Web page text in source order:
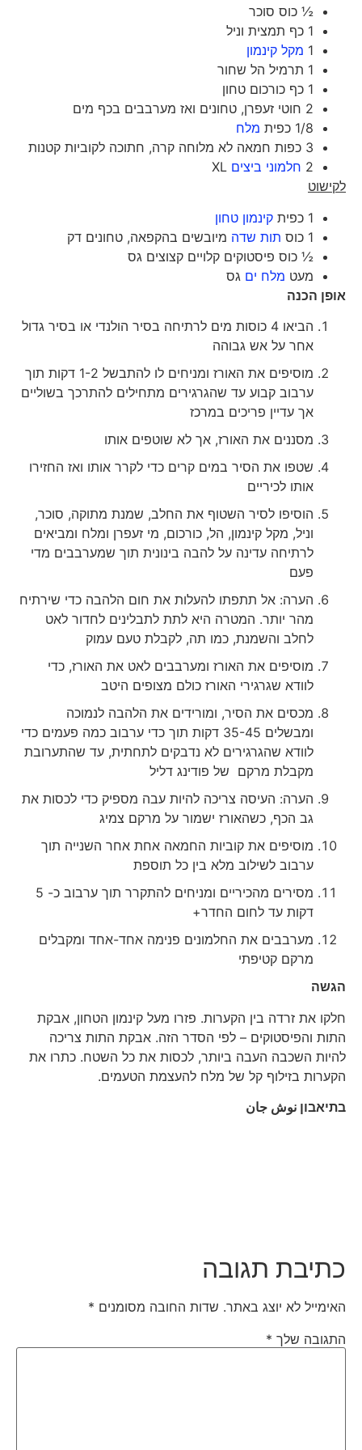
½ כוס סוכר
1 כף תמצית וניל
1
מקל קינמון
1 תרמיל הל שחור
1 כף כורכום טחון
2 חוטי זעפרן, טחונים ואז מערבבים בכף מים
1/8 כפית
מלח
3 כפות חמאה לא מלוחה קרה, חתוכה לקוביות קטנות
2
חלמוני ביציםXL
לקישוט
1 כפית
קינמון טחון
1 כוס
תות שדהמיובשים בהקפאה, טחונים דק
½ כוס פיסטוקים קלויים קצוצים גס
מעטמלח ים גס
אופן הכנה
הביאו 4 כוסות מים לרתיחה בסיר הולנדי או בסיר גדול
אחר על אש גבוהה
מוסיפים את האורז ומניחים לו להתבשל 1-2 דקות תוך
ערבוב קבוע עד שהגרגירים מתחילים להתרכך בשוליים
אך עדיין פריכים במרכז
מסננים את האורז, אך לא שוטפים אותו
שטפו את הסיר במים קרים כדי לקרר אותו ואז החזירו
אותו לכיריים
הוסיפו לסיר השטוף את החלב, שמנת מתוקה, סוכר,
וניל, מקל קינמון, הל, כורכום, מי זעפרן ומלח ומביאים
לרתיחה עדינה על להבה בינונית תוך שמערבבים מדי
פעם
הערה: אל תתפתו להעלות את חום הלהבה כדי שירתיח
מהר יותר. המטרה היא לתת לתבלינים לחדור לאט
לחלב והשמנת, כמו תה, לקבלת טעם עמוק
מוסיפים את האורז ומערבבים לאט את האורז, כדי
לוודא שגרגירי האורז כולם מצופים היטב
מכסים את הסיר, ומורידים את הלהבה לנמוכה
ומבשלים 35-45 דקות תוך כדי ערבוב כמה פעמים כדי
לוודא שהגרגירים לא נדבקים לתחתית, עד שהתערובת
מקבלת מרקם של פודינג דליל
הערה: העיסה צריכה להיות עבה מספיק כדי לכסות את
גב הכף, כשהאורז ישמור על מרקם צמיג
מוסיפים את קוביות החמאה אחת אחר השנייה תוך
ערבוב לשילוב מלא בין כל תוספת
מסירים מהכיריים ומניחים להתקרר תוך ערבוב כ- 5
דקות עד לחום החדר+
מערבבים את החלמונים פנימה אחד-אחד ומקבלים
מרקם קטיפתי
הגשה
חלקו את זרדה בין הקערות. פזרו מעל קינמון הטחון, אבקת
התות והפיסטוקים – לפי הסדר הזה. אבקת התות צריכה
להיות השכבה העבה ביותר, לכסות את כל השטח. כתרו את
הקערות בזילוף קל של מלח להעצמת הטעמים.
בתיאבוןنوش جان
כתיבת תגובה
האימייל לא יוצג באתר. שדות החובה מסומנים*
התגובה שלך*